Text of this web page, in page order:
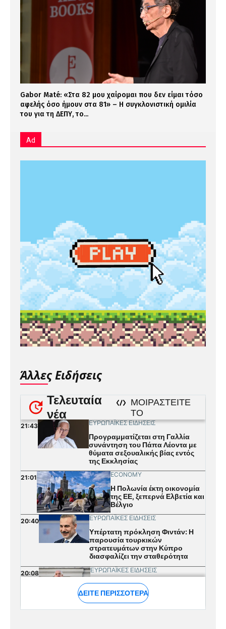
Gabor Maté: «Στα 82 μου χαίρομαι που δεν είμαι τόσο
αφελής όσο ήμουν στα 81» – Η συγκλονιστική ομιλία
του για τη ΔΕΠΥ, το...
Ad
Άλλες Ειδήσεις